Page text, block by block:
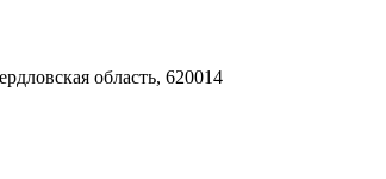
область, 620014